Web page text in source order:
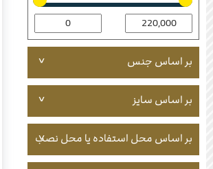
بر اساس جنس
بر اساس سایز
بر اساس محل استفاده یا محل نصب